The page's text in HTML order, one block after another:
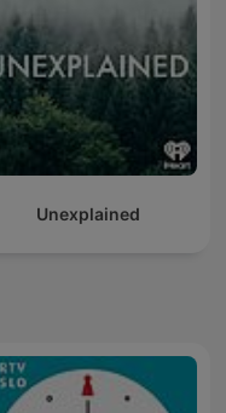
Unexplained